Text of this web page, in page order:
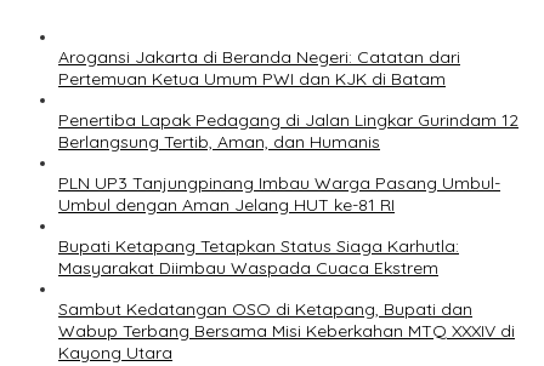
Arogansi Jakarta di Beranda Negeri: Catatan dari
Pertemuan Ketua Umum PWI dan KJK di Batam
Penertiba Lapak Pedagang di Jalan Lingkar Gurindam 12
Berlangsung Tertib, Aman, dan Humanis
PLN UP3 Tanjungpinang Imbau Warga Pasang Umbul-
Umbul dengan Aman Jelang HUT ke-81 RI
Bupati Ketapang Tetapkan Status Siaga Karhutla:
Masyarakat Diimbau Waspada Cuaca Ekstrem
Sambut Kedatangan OSO di Ketapang, Bupati dan
Wabup Terbang Bersama Misi Keberkahan MTQ XXXIV di
Kayong Utara